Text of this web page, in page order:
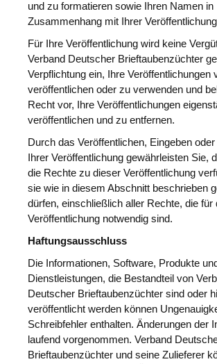
und zu formatieren sowie Ihren Namen in
Zusammenhang mit Ihrer
Für Ihre Veröffentlichung wird keine
Verband Deutscher Brieftaubenzüchter
Verpflichtung ein, Ihre Veröffentlichungen
veröffentlichen oder zu verwenden und
Recht vor, Ihre Veröffentlichungen
veröffentlichen und zu entfernen.
Durch das Veröffentlichen, Eingeben
Ihrer Veröffentlichung gewährleisten Sie,
die Rechte zu dieser Veröffentlichung
sie wie in diesem Abschnitt beschrieben
dürfen, einschließlich aller Rechte, die für
Veröffentlichung notwendig sind.
Haftungsausschluss
Die Informationen, Software, Produkte und
Dienstleistungen, die Bestandteil von
Deutscher Brieftaubenzüchter sind oder
veröffentlicht werden können
Schreibfehler enthalten. Änderungen der
laufend vorgenommen. Verband
Brieftaubenzüchter und seine Zulieferer